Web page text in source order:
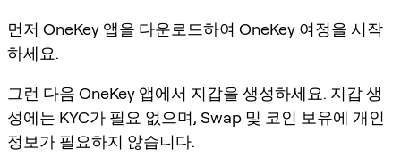
먼저 OneKey 앱을 다운로드하여 OneKey 여정을 시작
하세요.
그런 다음 OneKey 앱에서 지갑을 생성하세요. 지갑 생
성에는 KYC가 필요 없으며, Swap 및 코인 보유에 개인
정보가 필요하지 않습니다.